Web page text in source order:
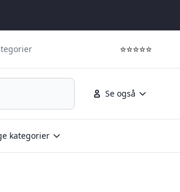
⭐⭐⭐⭐⭐
Se også
kategorier